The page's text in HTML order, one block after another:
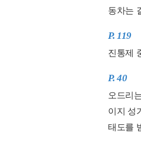
동차는
P. 119
진통제
P. 40
오드리
이지 성
태도를